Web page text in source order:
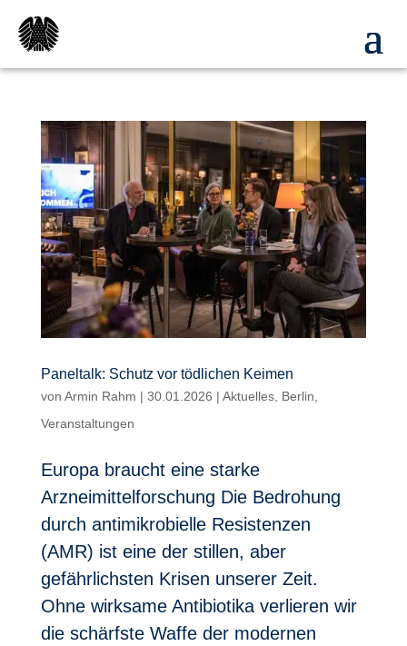
Paneltalk: Schutz vor tödlichen Keimen
von Armin Rahm | 30.01.2026 | Aktuelles, Berlin
Veranstaltungen
Europa braucht eine starke
Arzneimittelforschung Die Bedrohung
durch antimikrobielle Resistenzen
(AMR) ist eine der stillen, aber
gefährlichsten Krisen unserer Zeit.
Ohne wirksame Antibiotika verlieren wir
die schärfste Waffe der modernen